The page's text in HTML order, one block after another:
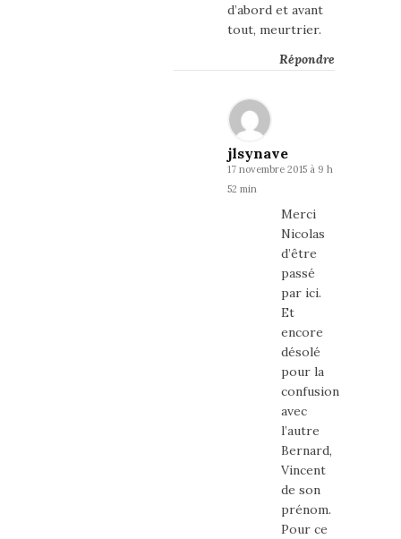
d’abord et avant
tout, meurtrier.
Répondre
jlsynave
17 novembre 2015 à 9 h
52 min
Merci
Nicolas
d’être
passé
par ici.
Et
encore
désolé
pour la
confusion
avec
l’autre
Bernard,
Vincent
de son
prénom.
Pour ce